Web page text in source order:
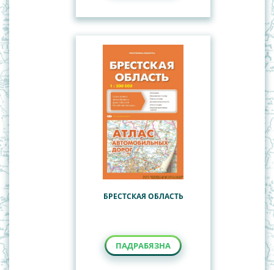
БРЕСТСКАЯ ОБЛАСТЬ
ПАДРАБЯЗНА